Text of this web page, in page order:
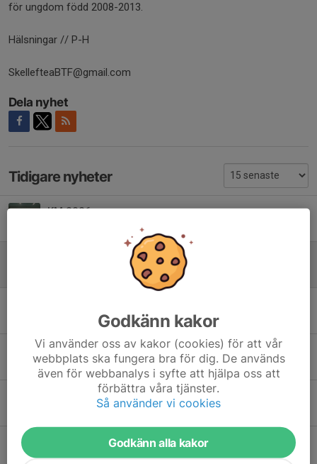
för ungdom född 2008-2013.
Hälsningar // P-H
SkellefteaBTF@gmail.com
Dela nyhet
Tidigare nyheter
KM 2026
Tävling - Haparanda open 2026
1 mar, 21:23 0
Uppdaterade starttider Skellefteloopen
18 feb, 22:25 0
Info Skellefteloopen + deltagarlistor
16 feb, 17:40 0
Tävling - SCA open 2026
15 feb, 13:13 0
Godkänn kakor
Vi använder oss av kakor (cookies) för att vår
webbplats ska fungera bra för dig. De används
även för webbanalys i syfte att hjälpa oss att
förbättra våra tjänster.
Så använder vi cookies
Godkänn alla kakor